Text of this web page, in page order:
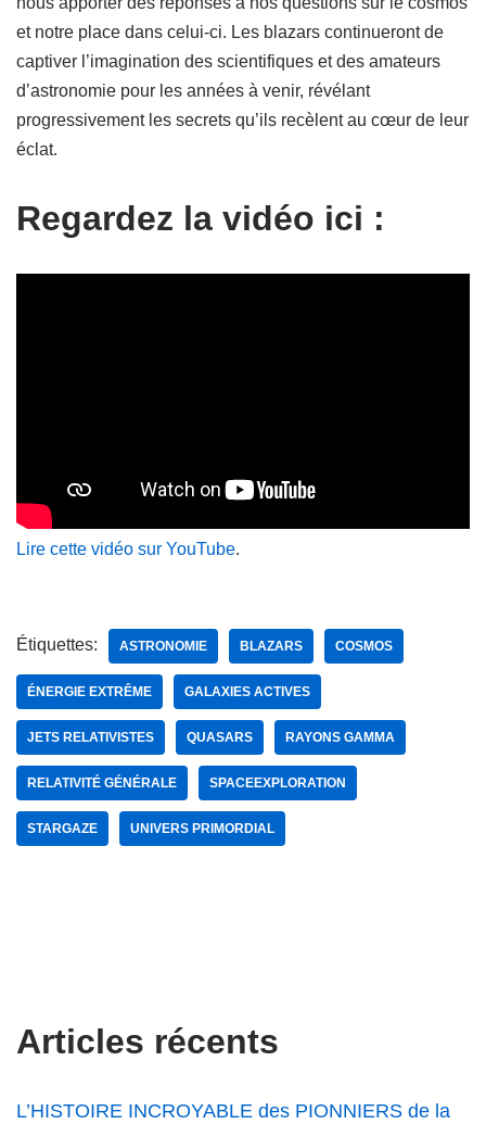
et notre place dans celui-ci. Les blazars continueront de
captiver l’imagination des scientifiques et des amateurs
d’astronomie pour les années à venir, révélant
progressivement les secrets qu’ils recèlent au cœur de leur
éclat.
Regardez la vidéo ici :
Lire cette vidéo sur YouTube.
Étiquettes: ASTRONOMIE BLAZARS COSMOS
ÉNERGIE EXTRÊME GALAXIES ACTIVES
JETS RELATIVISTES QUASARS RAYONS GAMMA
RELATIVITÉ GÉNÉRALE SPACEEXPLORATION
STARGAZE UNIVERS PRIMORDIAL
Articles récents
L’HISTOIRE INCROYABLE des PIONNIERS de la